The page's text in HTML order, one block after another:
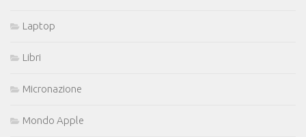
Laptop
Libri
Micronazione
Mondo Apple